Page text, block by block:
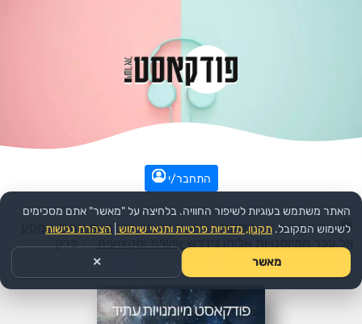
התחבר/י
עמוד הבית >> עסקים >>הפודקאסט: מיומנויות עתיד - מסע
אל עבר המיומנויות אליהן נידרש אישית ומקצועית >>פרק
האתר משתמש בעוגיות לשיפור החוויה. בלחיצה על "מאשר" אתם מסכימים
לשימוש המקובל. תקנון, מדיניות פרטיות ותנאי שימוש הצהרת נגישות
מאשר ✕